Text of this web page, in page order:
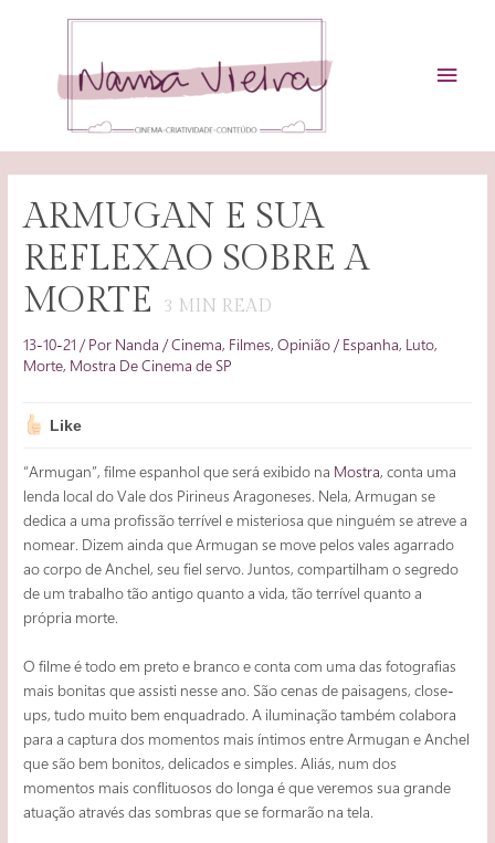
conteúdo
ARMUGAN E SUA
REFLEXAO SOBRE A
MORTE
3 MIN READ
13-10-21/ Por Nanda/Cinema, Filmes,Opinião/Espanha, Luto,
Morte, Mostra De Cinema de SP
Like
“Armugan”, filme espanhol que será exibido na Mostra, conta uma
lenda local do Vale dos Pirineus Aragoneses. Nela, Armugan se
dedica a uma profissão terrível e misteriosa que ninguém se atreve a
nomear. Dizem ainda que Armugan se move pelos vales agarrado
ao corpo de Anchel, seu fiel servo. Juntos, compartilham o segredo
de um trabalho tão antigo quanto a vida, tão terrível quanto a
própria morte.
O filme é todo em preto e branco e conta com uma das fotografias
mais bonitas que assisti nesse ano. São cenas de paisagens, close-
ups, tudo muito bem enquadrado. A iluminação também colabora
para a captura dos momentos mais íntimos entre Armugan e Anchel
que são bem bonitos, delicados e simples. Aliás, num dos
momentos mais conflituosos do longa é que veremos sua grande
atuação através das sombras que se formarão na tela.